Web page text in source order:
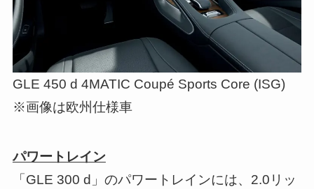
GLE 450 d 4MATIC Coupé Sports Core (ISG)
※画像は欧州仕様車
パワートレイン
「GLE 300 d」のパワートレインには、2.0リッ